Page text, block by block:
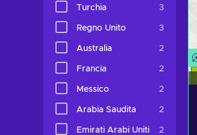
Turchia 3
Regno Unito 3
Australia 2
Francia 2
Messico 2
Arabia Saudita 2
Emirati Arabi Uniti 2